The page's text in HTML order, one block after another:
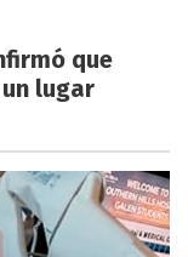
que
lugar